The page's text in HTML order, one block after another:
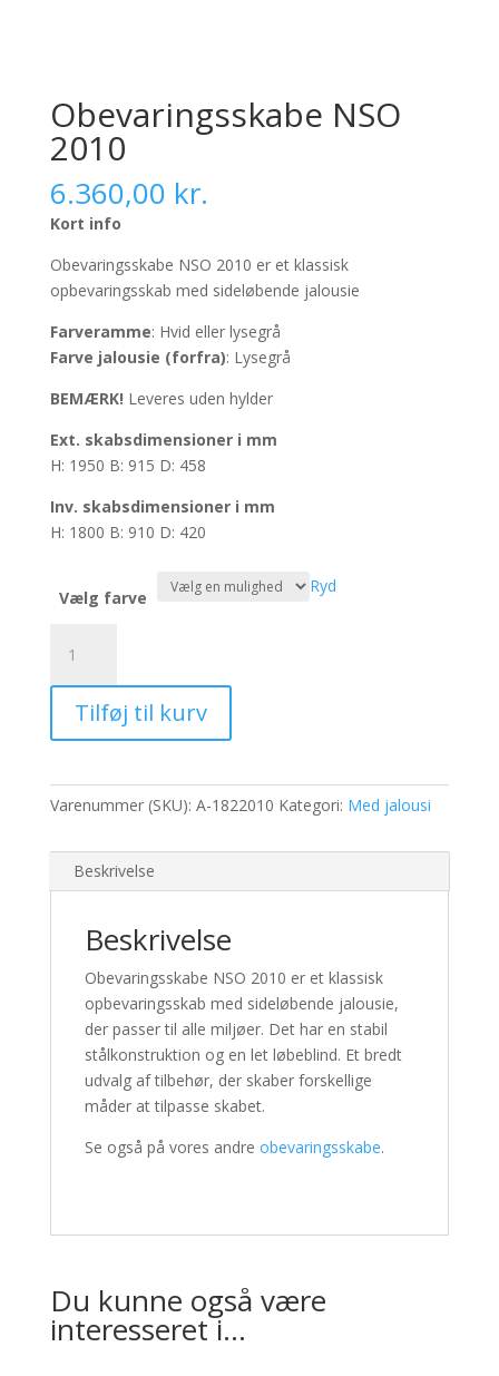
Obevaringsskabe NSO
2010
6.360,00 kr.
Kort info
Obevaringsskabe NSO 2010 er et klassisk
opbevaringsskab med sideløbende jalousie
Farveramme: Hvid eller lysegrå
Farve jalousie (forfra): Lysegrå
BEMÆRK! Leveres uden hylder
Ext. skabsdimensioner i mm
H: 1950 B: 915 D: 458
Inv. skabsdimensioner i mm
H: 1800 B: 910 D: 420
Vælg farve
Ryd
NSO
2010
antalTilføj til kurv
Varenummer (SKU): A-1822010 Kategori: Med jalousi
Beskrivelse
Beskrivelse
Obevaringsskabe NSO 2010 er et klassisk
opbevaringsskab med sideløbende jalousie,
der passer til alle miljøer. Det har en stabil
stålkonstruktion og en let løbeblind. Et bredt
udvalg af tilbehør, der skaber forskellige
måder at tilpasse skabet.
Se også på vores andre obevaringsskabe.
Du kunne også være
interesseret i…